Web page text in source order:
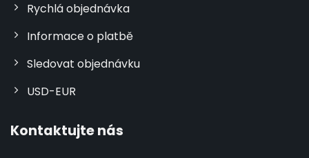
Rychlá objednávka
Informace o platbě
Sledovat objednávku
USD-EUR
Kontaktujte nás